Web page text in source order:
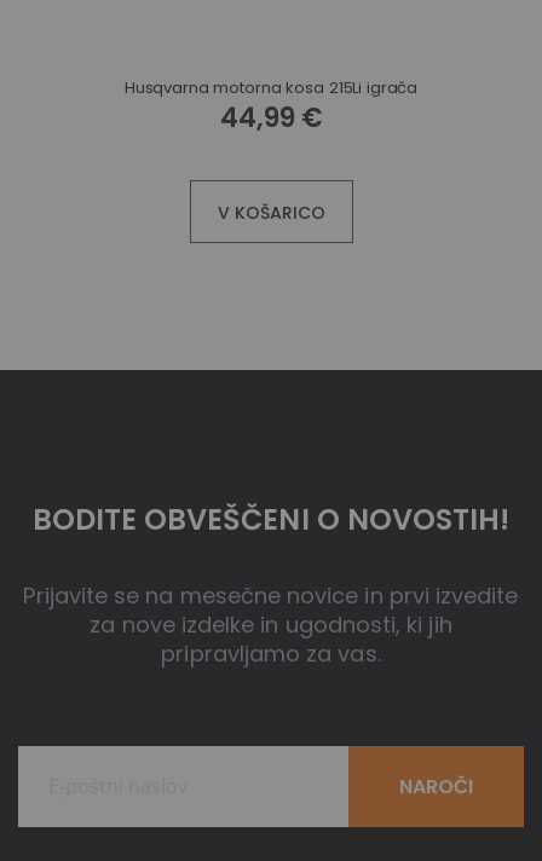
Husqvarna motorna kosa 215Li igrača
44,99 €
V KOŠARICO
BODITE OBVEŠČENI O NOVOSTIH!
Prijavite se na mesečne novice in prvi izvedite
za nove izdelke in ugodnosti, ki jih
pripravljamo za vas.
NAROČI